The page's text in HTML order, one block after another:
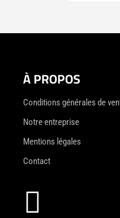
À PROPOS
Conditions générales de
Notre entreprise
Mentions légales
Contact
